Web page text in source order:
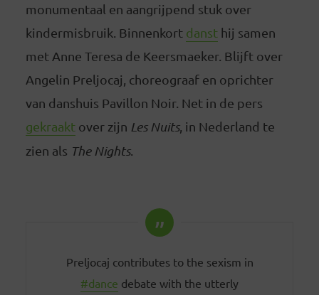
monumentaal en aangrijpend stuk over
kindermisbruik. Binnenkort dansthij samen
met Anne Teresa de Keersmaeker. Blijft over
Angelin Preljocaj, choreograaf en oprichter
van danshuis Pavillon Noir. Net in de pers
gekraaktover zijn Les Nuits, in Nederland te
zien als The Nights.
Preljocaj contributes to the sexism in
#dance debate with the utterly